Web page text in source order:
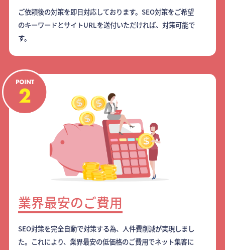
ご依頼後の対策を即日対応しております。SEO対策をご希望
のキーワードとサイトURLを送付いただければ、対策可能で
す。
業界最安のご費用
SEO対策を完全自動で対策する為、人件費削減が実現しまし
た。これにより、業界最安の低価格のご費用でネット集客に